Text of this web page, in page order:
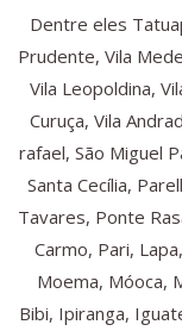
Dentre eles
Prudente, Vila
Vila Leopoldina,
Curuça, Vila
rafael, São Miguel
Santa Cecília,
Tavares, Ponte
Carmo, Pari,
Moema, Móoca,
Bibi, Ipiranga,